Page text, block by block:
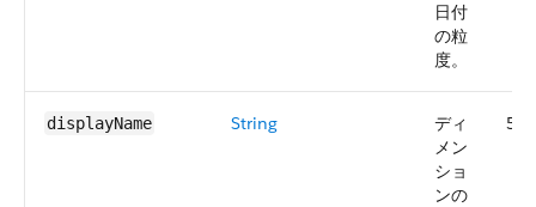
日付
の粒
度。
displayName String
ディ
メン
ショ
ンの